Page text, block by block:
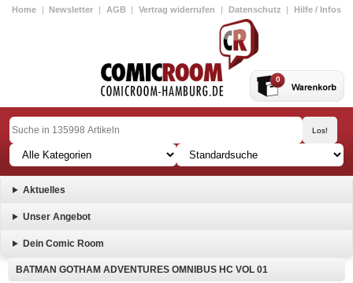
Home | Newsletter | AGB | Vertrag widerrufen | Datenschutz | Hilfe / Infos
0
Aktuelles
Unser Angebot
Dein Comic Room
BATMAN GOTHAM ADVENTURES OMNIBUS HC VOL 01